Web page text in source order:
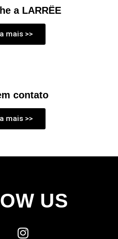
Argan&Baobab 1L
a LARRËE
mais >>
contato
mais >>
US